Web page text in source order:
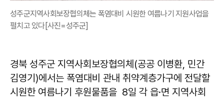
성주군지역사회보장협의체는 폭염대비 시원한 여름나기 지원사업을
펼치고 있다[사진=성주군]
경북 성주군 지역사회보장협의체(공공 이병환, 민간
김영기)에서는 폭염대비 관내 취약계층가구에 전달할
시원한 여름나기 후원물품을 8일 각 읍·면 지역사회